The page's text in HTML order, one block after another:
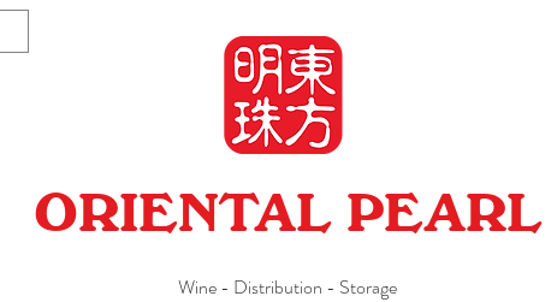
ORIENTAL PEARL
Wine - Distribution - Storage